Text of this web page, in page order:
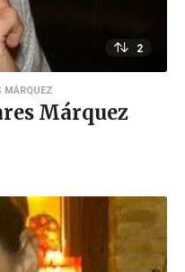
2
MÁRQUEZ
Márquez